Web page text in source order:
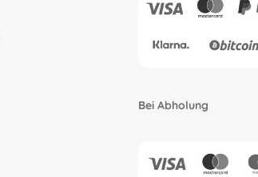
Bei Abholung